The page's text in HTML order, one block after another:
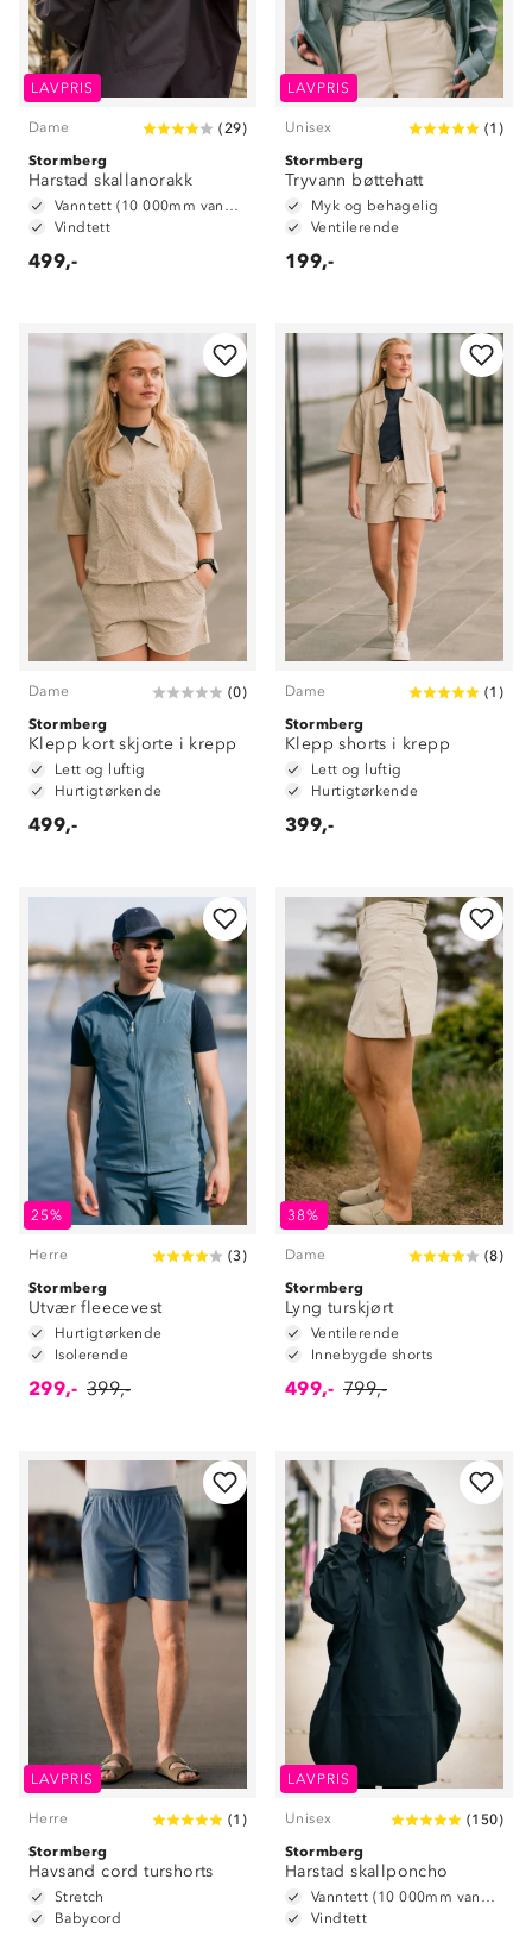
LAVPRIS
Dame (29)
Stormberg
Harstad skallanorakk
Vanntett (10 000mm vannsøyle)
Vindtett
499,-
LAVPRIS
Unisex (1 )
Stormberg
Tryvann bøttehatt
Myk og behagelig
Ventilerende
199,-
Dame (0)
Stormberg
Klepp kort skjorte i krepp
Lett og luftig
Hurtigtørkende
499,-
Dame (1 )
Stormberg
Klepp shorts i krepp
Lett og luftig
Hurtigtørkende
399,-
25%
Herre (3)
Stormberg
Utvær fleecevest
Hurtigtørkende
Isolerende
299,- 399,-
38%
Dame (8)
Stormberg
Lyng turskjørt
Ventilerende
Innebygde shorts
499,- 799,-
LAVPRIS
Herre (1 )
Stormberg
Havsand cord turshorts
Stretch
Babycord
LAVPRIS
Unisex (150)
Stormberg
Harstad skallponcho
Vanntett (10 000mm vannsøyle)
Vindtett